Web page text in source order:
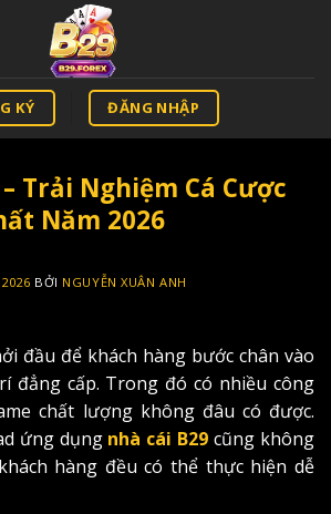
KÝ ĐĂNG NHẬP
Trải Nghiệm Cá Cược
Năm 2026
BỞI NGUYỄN XUÂN ANH
đầu để khách hàng bước chân vào
đẳng cấp. Trong đó có nhiều công
chất lượng không đâu có được.
ứng dụng nhà cái B29 cũng không
hàng đều có thể thực hiện dễ